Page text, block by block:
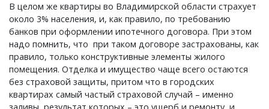
В целом же квартиры во Владимирской области страхует
около 3% населения, и, как правило, по требованию
банков при оформлении ипотечного договора. При этом
надо помнить, что при таком договоре застрахованы, как
правило, только конструктивные элементы жилого
помещения. Отделка и имущество чаще всего остаются
без страховой защиты, притом что в городских
квартирах самый частый страховой случай – именно